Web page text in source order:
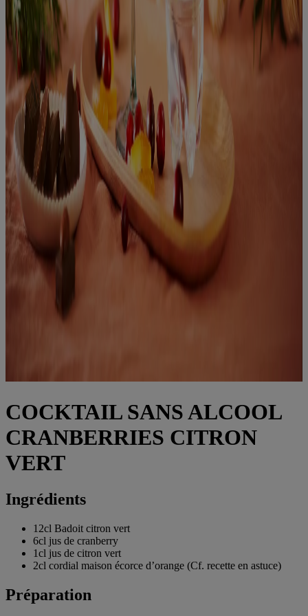
COCKTAIL SANS ALCOOL
CRANBERRIES CITRON
VERT
Ingrédients
12cl Badoit citron vert
6cl jus de cranberry
1cl jus de citron vert
2cl cordial maison écorce d’orange (Cf. recette en astuce)
Préparation